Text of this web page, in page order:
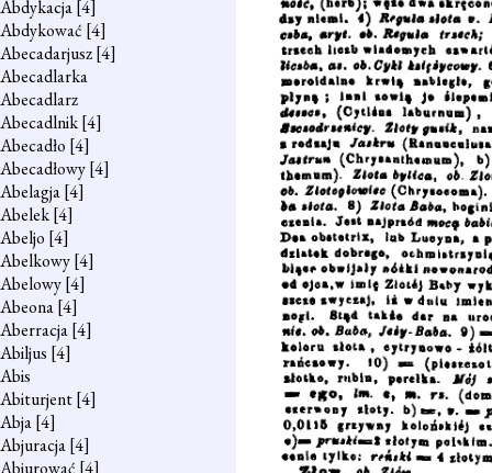
Abdykacja[4]
Abdykować [4]
Abecadarjusz[4]
Abecadlarka
Abecadlarz
Abecadlnik[4]
Abecadło [4]
Abecadłowy[4]
Abelagja[4]
Abelek[4]
Abeljo [4]
Abelkowy[4]
Abelowy[4]
Abeona[4]
Aberracja[4]
Abiljus [4]
Abis
Abiturjent[4]
Abja[4]
Abjuracja[4]
Abjurować [4]